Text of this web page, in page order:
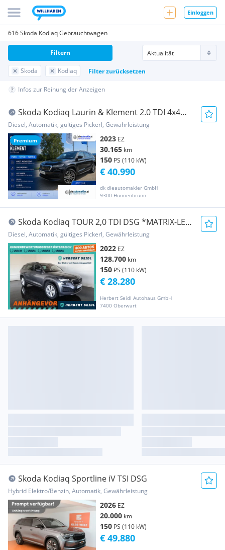
Einloggen
616 Skoda Kodiaq Gebrauchtwagen
Skoda Kodiaq Filter zurücksetzen
Filtern
Infos zur Reihung der Anzeigen
Premium
Skoda Kodiaq Laurin & Klement 2.0 TDI 4x4
|PANO|STHZG...
Diesel, Automatik, gültiges Pickerl, Gewährleistung
2023 EZ
30.165 km
150 PS (110 kW)
dk dieautomakler GmbH
9300 Hunnenbrunn
€ 40.990
Skoda Kodiaq TOUR 2,0 TDI DSG *MATRIX-LED
/ 19 ZOLL /...
Diesel, Automatik, gültiges Pickerl, Gewährleistung
2022 EZ
128.700 km
150 PS (110 kW)
Herbert Seidl Autohaus GmbH
7400 Oberwart
€ 28.280
Skoda Kodiaq Sportline iV TSI DSG
Hybrid Elektro/Benzin, Automatik, Gewährleistung
2026 EZ
20.000 km
150 PS (110 kW)
€ 49.880